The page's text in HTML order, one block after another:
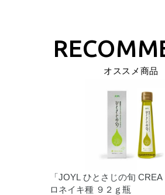
オススメ商品
「JOYL ひとさじの旬 CREA
ロネイキ種 ９２ｇ瓶